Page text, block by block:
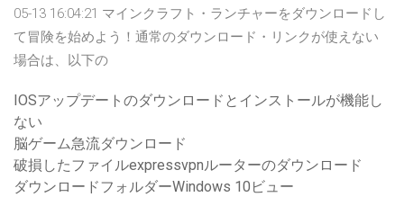
05-13 16:04:21 マインクラフト・ランチャーをダウンロードし
て冒険を始めよう！通常のダウンロード・リンクが使えない
場合は、以下の
IOSアップデートのダウンロードとインストールが機能し
ない
脳ゲーム急流ダウンロード
破損したファイルexpressvpnルーターのダウンロード
ダウンロードフォルダーWindows 10ビュー